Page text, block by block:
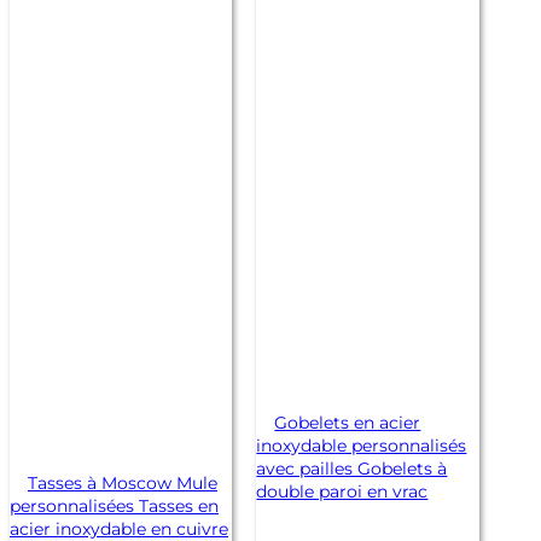
Tasses à Moscow Mule
personnalisées Tasses en
acier inoxydable en cuivre
Gobelets en acier
inoxydable personnalisés
avec pailles Gobelets à
double paroi en vrac